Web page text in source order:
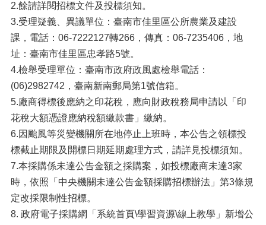
2.餘請詳閱招標文件及投標須知。
3.受理疑義、異議單位：臺南市佳里區公所農業及建設
課，電話：06-7222127轉266，傳真：06-7235406，地
址：臺南市佳里區忠孝路5號。
4.檢舉受理單位：臺南市政府政風處檢舉電話：
(06)2982742，臺南新南郵局第1號信箱。
5.廠商得標後應納之印花稅，應向財政稅務局申請以「印
花稅大額憑證應納稅額繳款書」繳納。
6.因颱風等災變機關所在地停止上班時，本公告之領標投
標截止期限及開標日期延期處理方式，請詳見投標須知。
7.本採購係未達公告金額之採購案，如投標廠商未達3家
時，依照「中央機關未達公告金額採購招標辦法」第3條規
定改採限制性招標。
8. 政府電子採購網「系統首頁\學習資源\線上教學」新增公